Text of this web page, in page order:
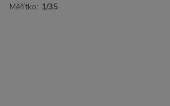
Měřítko: 1/35